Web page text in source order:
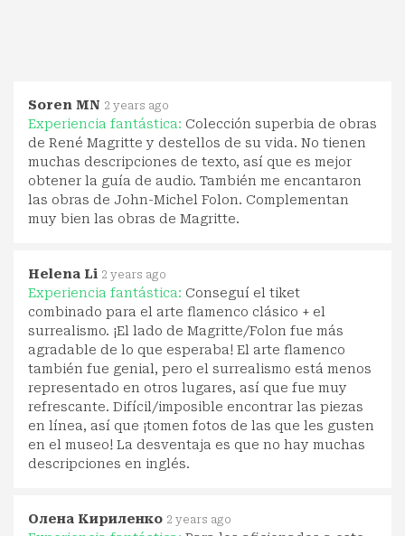
Soren MN 2 years ago
Experiencia fantástica: Colección superbia de obras
de René Magritte y destellos de su vida. No tienen
muchas descripciones de texto, así que es mejor
obtener la guía de audio. También me encantaron
las obras de John-Michel Folon. Complementan
muy bien las obras de Magritte.
Helena Li 2 years ago
Experiencia fantástica: Conseguí el tiket
combinado para el arte flamenco clásico + el
surrealismo. ¡El lado de Magritte/Folon fue más
agradable de lo que esperaba! El arte flamenco
también fue genial, pero el surrealismo está menos
representado en otros lugares, así que fue muy
refrescante. Difícil/imposible encontrar las piezas
en línea, así que ¡tomen fotos de las que les gusten
en el museo! La desventaja es que no hay muchas
descripciones en inglés.
Олена Кириленко 2 years ago